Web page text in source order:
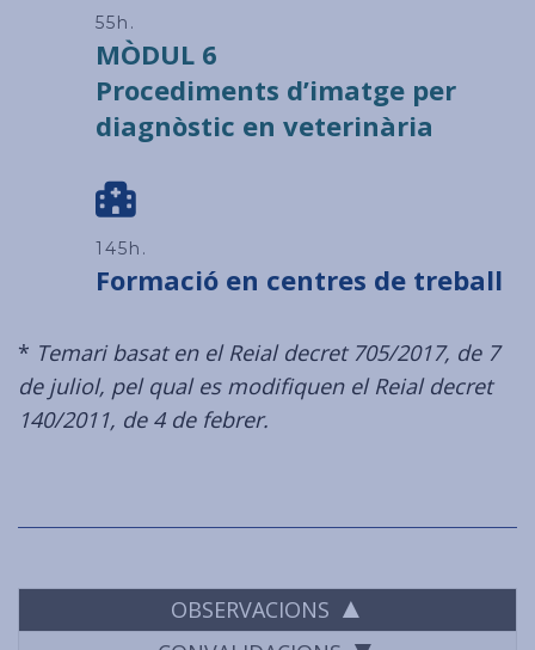
60h.
MÒDUL 6
Procediments d’imatge per
diagnòstic en veterinària
160h.
Formació en centres de treball
* Temari basat en el Reial decret 705/2017, de 7
de juliol, pel qual es modifiquen el Reial decret
140/2011, de 4 de febrer.
OBSERVACIONS